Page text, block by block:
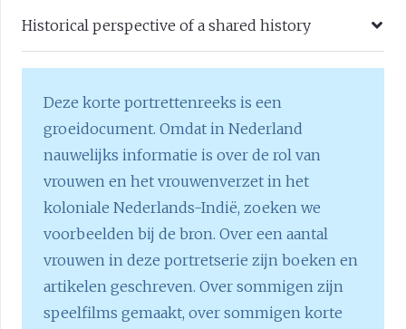
Historical perspective of a shared history
Deze korte portrettenreeks is een
groeidocument. Omdat in Nederland
nauwelijks informatie is over de rol van
vrouwen en het vrouwenverzet in het
koloniale Nederlands-Indië, zoeken we
voorbeelden bij de bron. Over een aantal
vrouwen in deze portretserie zijn boeken en
artikelen geschreven. Over sommigen zijn
speelfilms gemaakt, over sommigen korte